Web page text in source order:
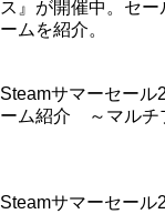
ス』が開催中。セ
ームを紹介。
Steamサマーセー
ーム紹介 ～マルチ
Steamサマーセー